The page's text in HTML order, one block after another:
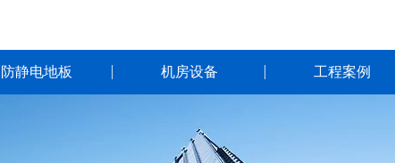
防静电地板 机房设备 工程案例